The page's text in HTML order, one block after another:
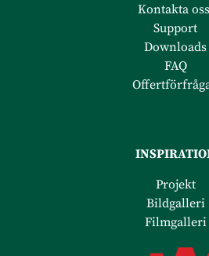
Kontakta oss
Support
Downloads
FAQ
Projekt
Bildgalleri
Filmgalleri